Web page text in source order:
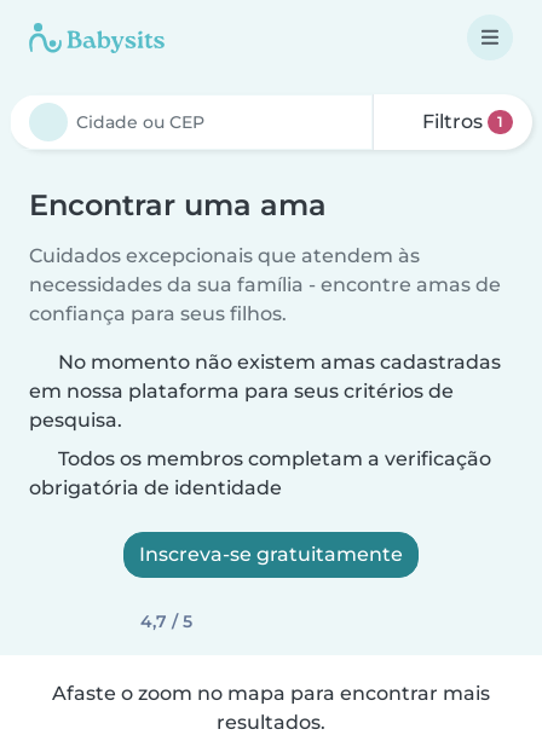
Filtros 1
Encontrar uma ama
Cuidados excepcionais que atendem às
necessidades da sua família - encontre amas de
confiança para seus filhos.
No momento não existem amas cadastradas
em nossa plataforma para seus critérios de
pesquisa.
Todos os membros completam a verificação
obrigatória de identidade
Inscreva-se gratuitamente
4,7 / 5
Afaste o zoom no mapa para encontrar mais
resultados.